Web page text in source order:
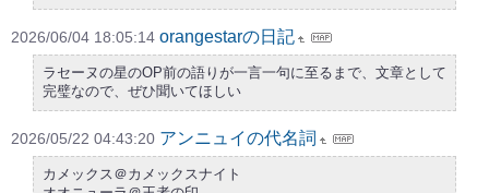
2026/06/04 18:05:14 orangestarの日記
ラセーヌの星のOP前の語りが一言一句に至るまで、文章として
完璧なので、ぜひ聞いてほしい
2026/05/22 04:43:20 アンニュイの代名詞
カメックス＠カメックスナイト